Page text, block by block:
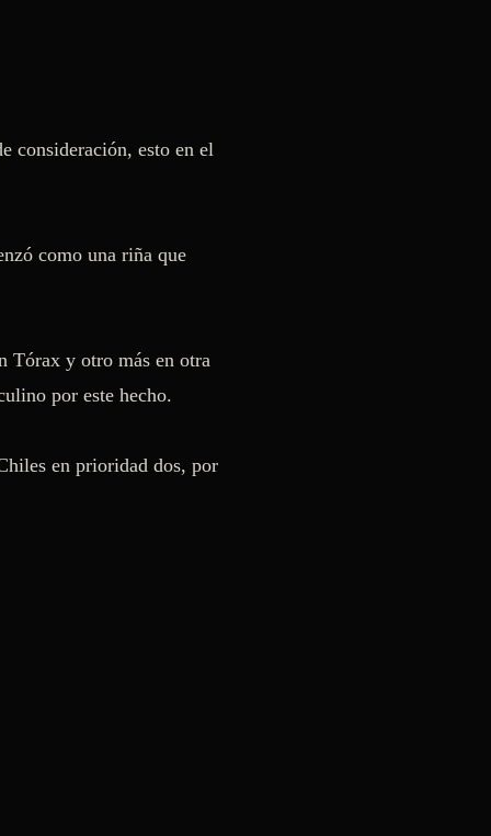
consideración, esto en el
como una riña que
Tórax y otro más en otra
por este hecho.
en prioridad dos, por